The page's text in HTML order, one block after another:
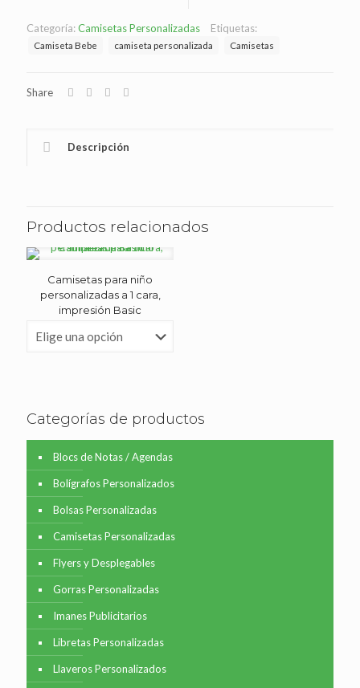
Categoría:Camisetas Personalizadas Etiquetas:
Camiseta Bebe camiseta personalizada Camisetas
Share
Descripción
Productos relacionados
Camisetas para niño
personalizadas a 1 cara,
impresión Basic
Categorías de productos
Blocs de Notas / Agendas
Bolígrafos Personalizados
Bolsas Personalizadas
Camisetas Personalizadas
Flyers y Desplegables
Gorras Personalizadas
Imanes Publicitarios
Libretas Personalizadas
Llaveros Personalizados